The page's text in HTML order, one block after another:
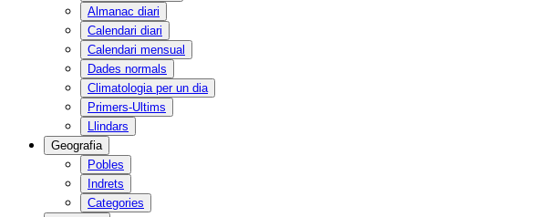
Almanac diari
Calendari diari
Calendari mensual
Dades normals
Climatologia per un dia
Primers-Ultims
Llindars
Geografia
Pobles
Indrets
Categories